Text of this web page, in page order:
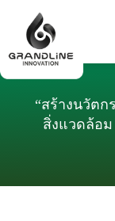
หน้า
แรก
เกี่ยว
กับ
“สร้างนวัต
สิ่งแวดล้อ